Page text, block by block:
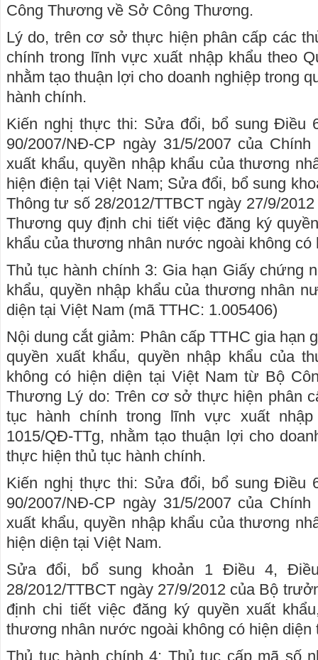
Công Thương về Sở Công Thương.
Lý do, trên cơ sở thực hiện phân cấp các
chính trong lĩnh vực xuất nhập khẩu theo
nhằm tạo thuận lợi cho doanh nghiệp trong
hành chính.
Kiến nghị thực thi: Sửa đổi, bổ sung Điều
90/2007/NĐ-CP ngày 31/5/2007 của
xuất khẩu, quyền nhập khẩu của thương
hiện điện tại Việt Nam; Sửa đổi, bổ sung
Thông tư số 28/2012/TTBCT ngày 27/9/
Thương quy định chi tiết việc đăng ký
khẩu của thương nhân nước ngoài không có
Thủ tục hành chính 3: Gia hạn Giấy chứng
khẩu, quyền nhập khẩu của thương nhân
diện tại Việt Nam (mã TTHC: 1.005406)
Nội dung cắt giảm: Phân cấp TTHC gia hạn
quyền xuất khẩu, quyền nhập khẩu của
không có hiện diện tại Việt Nam từ Bộ
Thương Lý do: Trên cơ sở thực hiện phân
tục hành chính trong lĩnh vực xuất
1015/QĐ-TTg, nhằm tạo thuận lợi cho
thực hiện thủ tục hành chính.
Kiến nghị thực thi: Sửa đổi, bổ sung Điều
90/2007/NĐ-CP ngày 31/5/2007 của
xuất khẩu, quyền nhập khẩu của thương
hiện diện tại Việt Nam.
Sửa đổi, bổ sung khoản 1 Điều 4,
28/2012/TTBCT ngày 27/9/2012 của Bộ
định chi tiết việc đăng ký quyền xuất
thương nhân nước ngoài không có hiện diện
Thủ tục hành chính 4: Thủ tục cấp mã số